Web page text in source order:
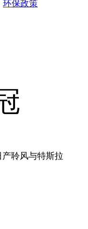
环保政策
聆风与特斯拉